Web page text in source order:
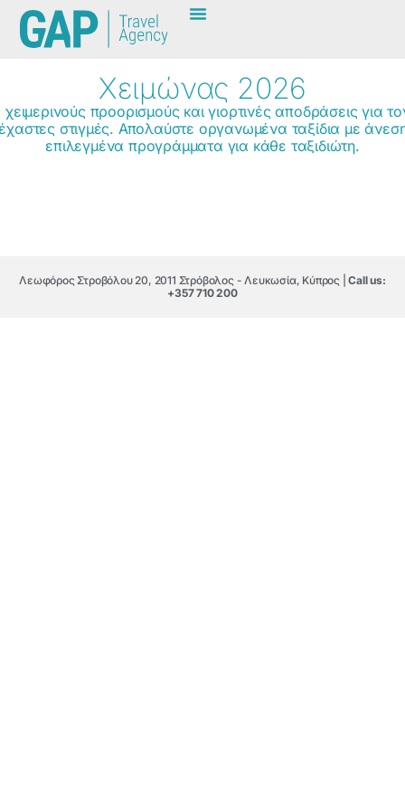
Χειμώνας 2026
προορισμούς και γιορτινές αποδράσεις για
στιγμές. Απολαύστε οργανωμένα ταξίδια με
επιλεγμένα προγράμματα για κάθε ταξιδιώτη.
Λεωφόρος Στροβόλου 20, 2011 Στρόβολος - Λευκωσία, Κύπρος |Call us:
+357 710 200